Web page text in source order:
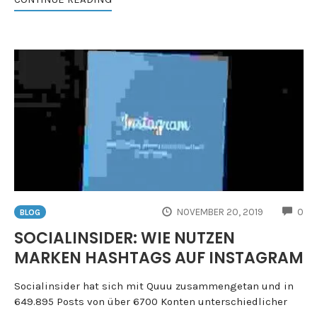
BLOG NOVEMBER 20, 2019 0
SOCIALINSIDER: WIE NUTZEN
MARKEN HASHTAGS AUF INSTAGRAM
Socialinsider hat sich mit Quuu zusammengetan und in
649.895 Posts von über 6700 Konten unterschiedlicher